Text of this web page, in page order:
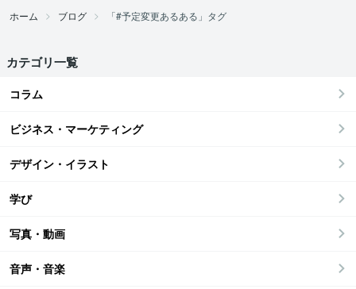
ホーム ブログ 「#予定変更あるある」タグ
カテゴリ一覧
コラム
ビジネス・マーケティング
デザイン・イラスト
学び
写真・動画
音声・音楽